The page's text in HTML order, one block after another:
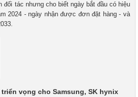
đối tác nhưng cho biết ngày bắt đầu có hiệu
2024 - ngày nhận được đơn đặt hàng - và
vọng cho Samsung, SK hynix